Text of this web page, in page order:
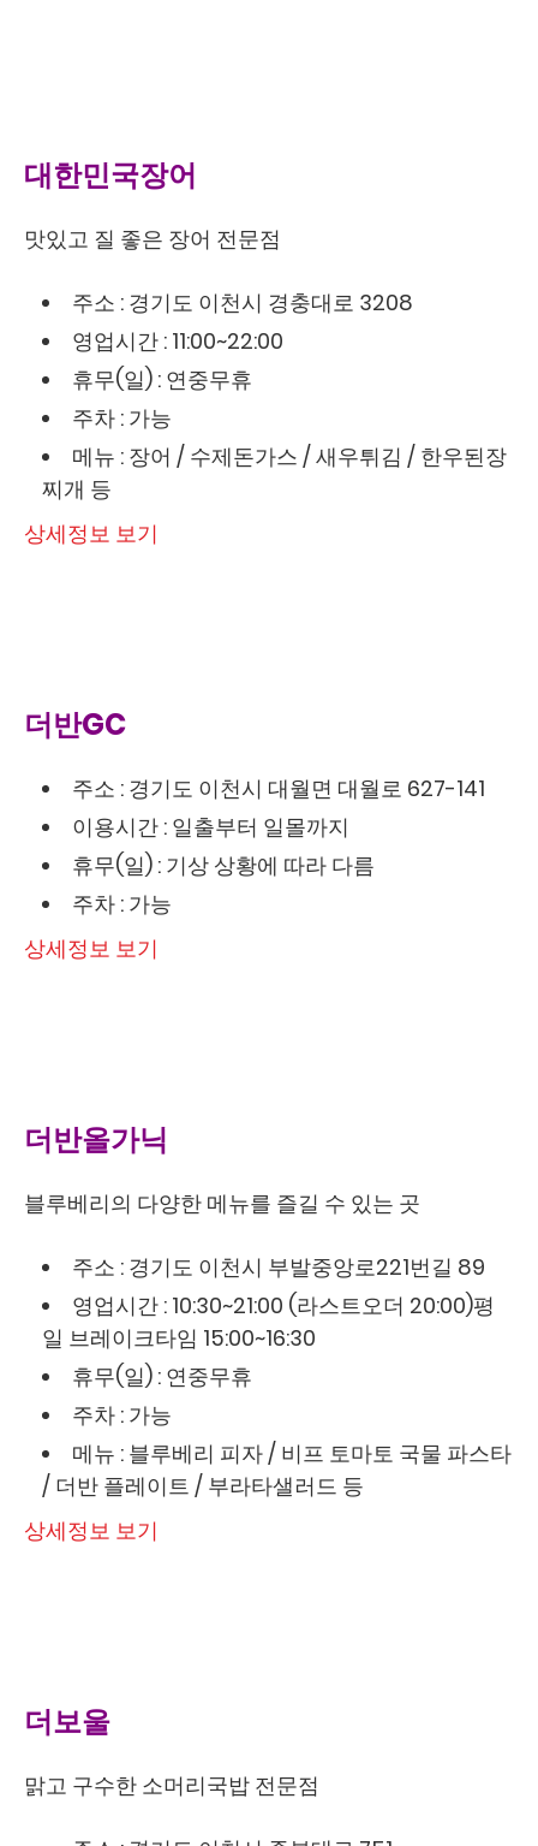
대한민국장어
맛있고 질 좋은 장어 전문점
주소 : 경기도 이천시 경충대로 3208
영업시간 : 11:00~22:00
휴무(일) : 연중무휴
주차 : 가능
메뉴 : 장어 / 수제돈가스 / 새우튀김 / 한우된장
찌개 등
상세정보 보기
더반GC
주소 : 경기도 이천시 대월면 대월로 627-141
이용시간 : 일출부터 일몰까지
휴무(일) : 기상 상황에 따라 다름
주차 : 가능
상세정보 보기
더반올가닉
블루베리의 다양한 메뉴를 즐길 수 있는 곳
주소 : 경기도 이천시 부발중앙로221번길 89
영업시간 : 10:30~21:00 (라스트오더 20:00)평
일 브레이크타임 15:00~16:30
휴무(일) : 연중무휴
주차 : 가능
메뉴 : 블루베리 피자 / 비프 토마토 국물 파스타
/ 더반 플레이트 / 부라타샐러드 등
상세정보 보기
더보울
맑고 구수한 소머리국밥 전문점